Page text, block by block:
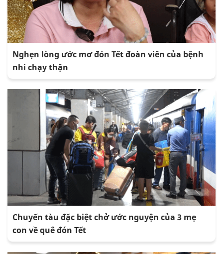
Nghẹn lòng ước mơ đón Tết đoàn viên của bệnh
nhi chạy thận
Chuyến tàu đặc biệt chở ước nguyện của 3 mẹ
con về quê đón Tết